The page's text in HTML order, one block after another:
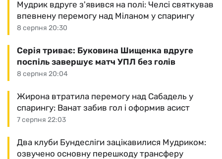
8 серпня 20:30
Мудрик вдруге з'явився на полі: Челсі святкував
впевнену перемогу над Міланом у спарингу
8 серпня 20:04
Серія триває: Буковина Шищенка вдруге
поспіль завершує матч УПЛ без голів
7 серпня 22:03
Жирона втратила перемогу над Сабадель у
спарингу: Ванат забив гол і оформив асист
Два клуби Бундесліги зацікавилися Мудриком:
озвучено основну перешкоду трансферу